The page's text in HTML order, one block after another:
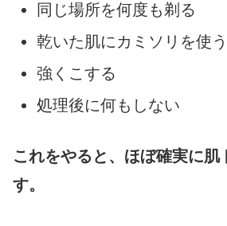
同じ場所を何度も剃る
乾いた肌にカミソリを使う
強くこする
処理後に何もしない
これをやると、ほぼ確実に肌
す。